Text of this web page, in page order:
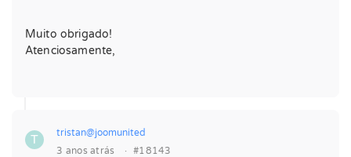
Muito obrigado!
Atenciosamente,
T
tristan@joomunited
3 anos atrás
· #18143